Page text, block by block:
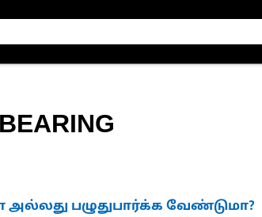
அல்லது பழுதுபார்க்க வேண்டுமா?